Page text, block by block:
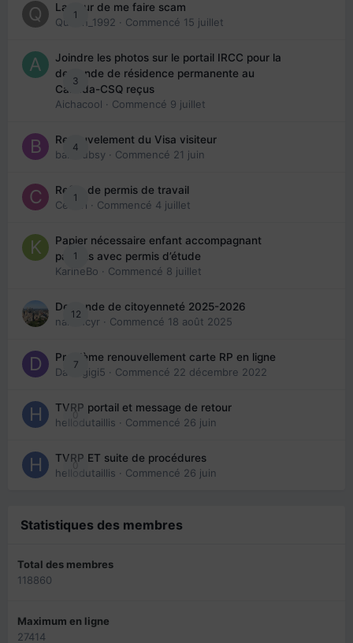
1
La peur de me faire scam
Queen_1992 · Commencé 15 juillet
3
Joindre les photos sur le portail IRCC pour la
demande de résidence permanente au
Canada-CSQ reçus
Aichacool · Commencé 9 juillet
4
Renouvelement du Visa visiteur
babibubsy · Commencé 21 juin
1
Refus de permis de travail
Cedbri · Commencé 4 juillet
1
Papier nécessaire enfant accompagnant
parents avec permis d’étude
KarineBo · Commencé 8 juillet
12
Demande de citoyenneté 2025-2026
nanancyr · Commencé 18 août 2025
7
Problème renouvellement carte RP en ligne
Davidgigi5 · Commencé 22 décembre 2022
0
TVRP portail et message de retour
hellodutaillis · Commencé 26 juin
0
TVRP ET suite de procédures
hellodutaillis · Commencé 26 juin
Statistiques des membres
Total des membres
118860
Maximum en ligne
27414